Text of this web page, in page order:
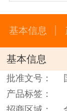
基本信息
基本信息
批准文号：
产品标签：